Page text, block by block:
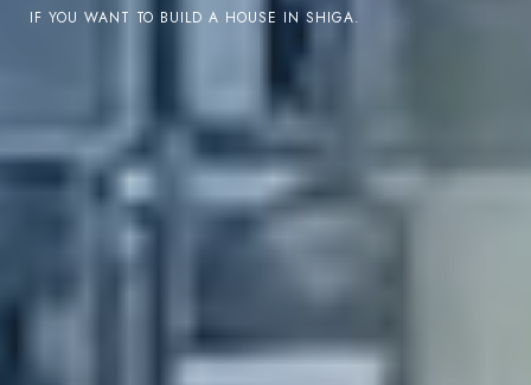
IF YOU WANT TO BUILD A HOUSE IN SHIGA.